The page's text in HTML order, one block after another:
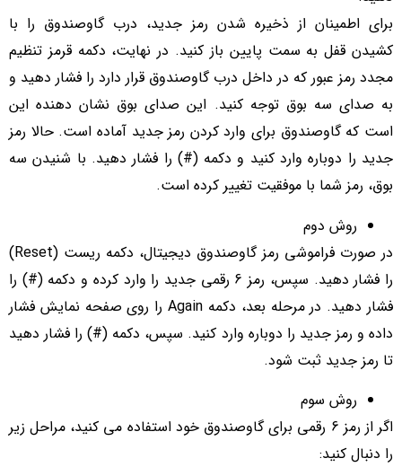
برای اطمینان از ذخیره شدن رمز جدید، درب گاوصندوق را با
کشیدن قفل به سمت پایین باز کنید. در نهایت، دکمه قرمز تنظیم
مجدد رمز عبور که در داخل درب گاوصندوق قرار دارد را فشار دهید و
به صدای سه بوق توجه کنید. این صدای بوق نشان ‌دهنده این
است که گاوصندوق برای وارد کردن رمز جدید آماده است. حالا رمز
جدید را دوباره وارد کنید و دکمه (#) را فشار دهید. با شنیدن سه
بوق، رمز شما با موفقیت تغییر کرده است.
روش دوم
در صورت فراموشی رمز گاوصندوق دیجیتال، دکمه ریست (Reset)
را فشار دهید. سپس، رمز 6 رقمی جدید را وارد کرده و دکمه (#) را
فشار دهید. در مرحله بعد، دکمه Again را روی صفحه نمایش فشار
داده و رمز جدید را دوباره وارد کنید. سپس، دکمه (#) را فشار دهید
تا رمز جدید ثبت شود.
روش سوم
اگر از رمز 6 رقمی برای گاوصندوق خود استفاده می‌ کنید، مراحل زیر
را دنبال کنید: